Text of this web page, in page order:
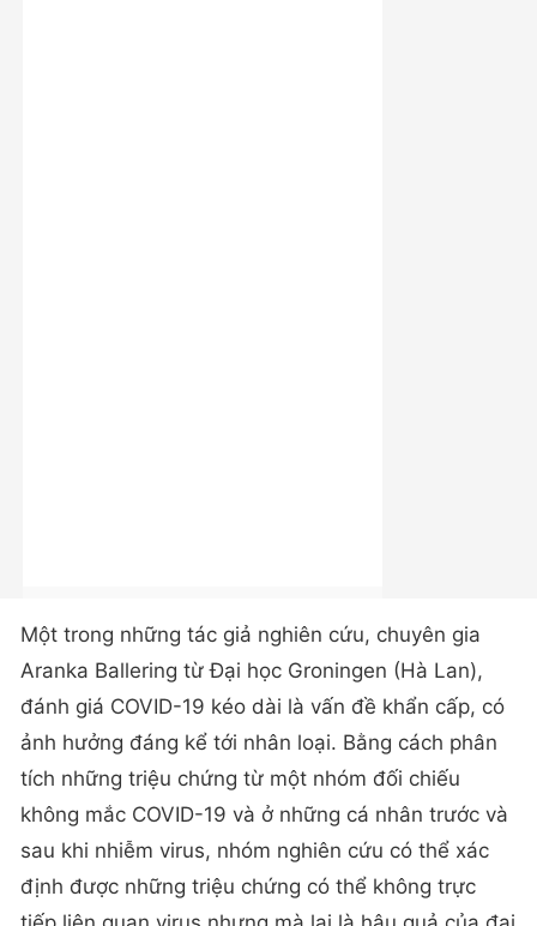
Một trong những tác giả nghiên cứu, chuyên gia
Aranka Ballering từ Đại học Groningen (Hà Lan),
đánh giá COVID-19 kéo dài là vấn đề khẩn cấp, có
ảnh hưởng đáng kể tới nhân loại. Bằng cách phân
tích những triệu chứng từ một nhóm đối chiếu
không mắc COVID-19 và ở những cá nhân trước và
sau khi nhiễm virus, nhóm nghiên cứu có thể xác
định được những triệu chứng có thể không trực